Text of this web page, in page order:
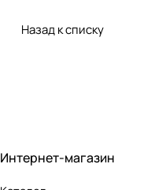
Назад к списку
Интернет-магазин